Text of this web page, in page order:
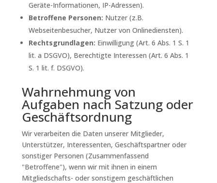
Geräte-Informationen, IP-Adressen).
Betroffene Personen: Nutzer (z.B.
Webseitenbesucher, Nutzer von Onlinediensten).
Rechtsgrundlagen: Einwilligung (Art. 6 Abs. 1 S. 1
lit. a DSGVO), Berechtigte Interessen (Art. 6 Abs. 1
S. 1 lit. f. DSGVO).
Wahrnehmung von
Aufgaben nach Satzung oder
Geschäftsordnung
Wir verarbeiten die Daten unserer Mitglieder,
Unterstützer, Interessenten, Geschäftspartner oder
sonstiger Personen (Zusammenfassend
"Betroffene"), wenn wir mit ihnen in einem
Mitgliedschafts- oder sonstigem geschäftlichen